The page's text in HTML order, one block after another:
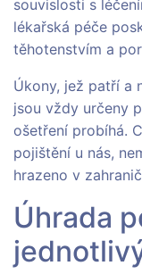
souvislosti s
lékařská péče
těhotenstvím a
Úkony, jež patří a
jsou vždy určeny
ošetření probíhá.
pojištění u nás,
hrazeno v
Úhrada